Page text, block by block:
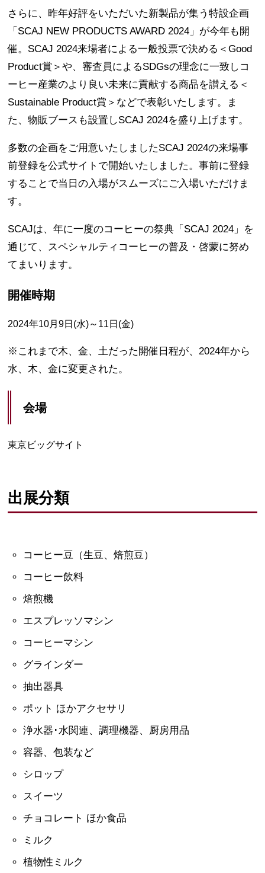
さらに、昨年好評をいただいた新製品が集う特設企画
「SCAJ NEW PRODUCTS AWARD 2024」が今年も開
催。SCAJ 2024来場者による一般投票で決める＜Good
Product賞＞や、審査員によるSDGsの理念に一致しコ
ーヒー産業のより良い未来に貢献する商品を讃える＜
Sustainable Product賞＞などで表彰いたします。ま
た、物販ブースも設置しSCAJ 2024を盛り上げます。
多数の企画をご用意いたしましたSCAJ 2024の来場事
前登録を公式サイトで開始いたしました。事前に登録
することで当日の入場がスムーズにご入場いただけま
す。
SCAJは、年に一度のコーヒーの祭典「SCAJ 2024」を
通じて、スペシャルティコーヒーの普及・啓蒙に努め
てまいります。
開催時期
2024年10月9日(水)～11日(金)
※これまで木、金、土だった開催日程が、2024年から
水、木、金に変更された。
会場
東京ビッグサイト
出展分類
コーヒー豆（生豆、焙煎豆）
コーヒー飲料
焙煎機
エスプレッソマシン
コーヒーマシン
グラインダー
抽出器具
ポット ほかアクセサリ
浄水器･水関連、調理機器、厨房用品
容器、包装など
シロップ
スイーツ
チョコレート ほか食品
ミルク
植物性ミルク